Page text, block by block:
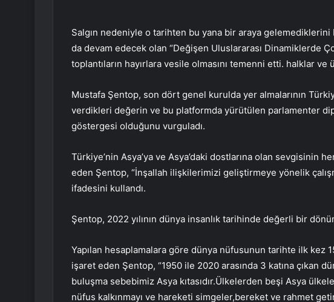
Salgın nedeniyle o tarihten bu yana bir araya
da devam edecek olan “Değişen Uluslararası Dinamiklerde
toplantıların hayırlara vesile olmasını temenni etti. halklar ve
Mustafa Şentop, son dört genel kurulda yer almalarının
verdikleri değerin ve bu platformda yürütülen parlamenter
göstergesi olduğunu vurguladı.
Türkiye’nin Asya’ya ve Asya’daki dostlarına olan sevgisinin
eden Şentop, “İnşallah ilişkilerimizi geliştirmeye yönelik
ifadesini kullandı.
Şentop, 2022 yılının dünya insanlık tarihinde değerli bir
Yapılan hesaplamalara göre dünya nüfusunun tarihte ilk kez
işaret eden Şentop, “1950 ile 2020 arasında 3 katına çıkan
buluşma sebebimiz Asya kıtasıdır.Ülkelerden beşi Asya
nüfus kalkınmayı ve hareketi simgeler,bereket ve rahmet